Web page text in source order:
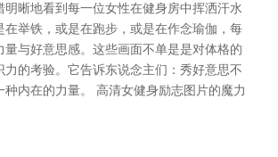
明晰地看到每一位女性在健身房中挥洒汗水
在举铁，或是在跑步，或是在作念瑜伽，每
量与好意思感。这些画面不单是是对体格的
力的考验。它告诉东说念主们：秀好意思不
种内在的力量。 高清女健身励志图片的魔力